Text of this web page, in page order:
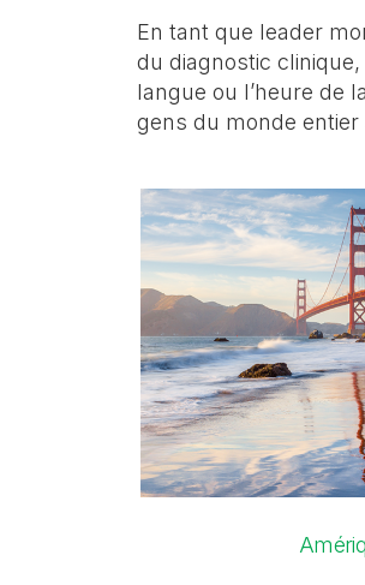
etc.
En tant que leader
du diagnostic
langue ou l’heure de
gens du monde